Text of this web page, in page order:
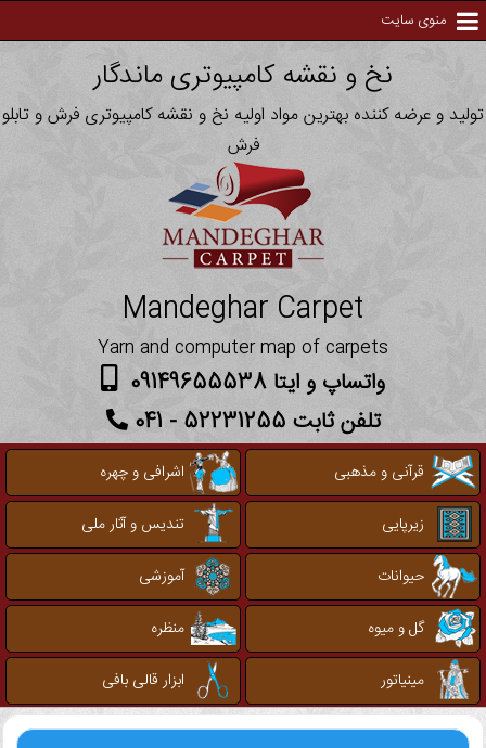
منوی سایت
نخ و نقشه کامپیوتری ماندگار
تولید و عرضه کننده بهترین مواد اولیه نخ و نقشه کامپیوتری فرش و تابلو
فرش
Mandeghar Carpet
Yarn and computer map of carpets
واتساپ و ایتا 09149655538
تلفن ثابت 52231255 - 041
قرآنی و مذهبی
اشرافی و چهره
زیرپایی
تندیس و آثار ملی
حیوانات
آموزشی
گل و میوه
منظره
مینیاتور
ابزار قالی بافی